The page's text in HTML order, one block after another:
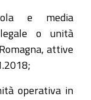
e media
o unità
attive
operativa in